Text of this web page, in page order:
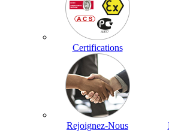
Certifications
Rejoignez-Nous